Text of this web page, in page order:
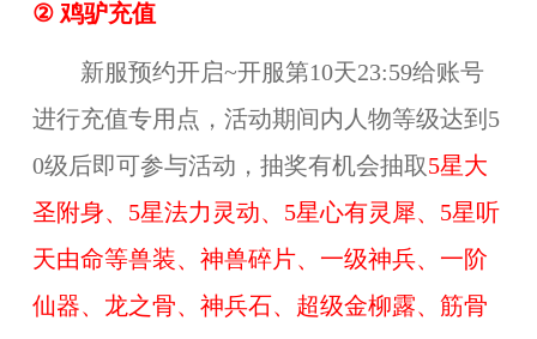
② 鸡驴充值
新服预约开启~开服第10天23:59给账号
进行充值专用点，活动期间内人物等级达到5
0级后即可参与活动，抽奖有机会抽取5星大
圣附身、5星法力灵动、5星心有灵犀、5星听
天由命等兽装、神兽碎片、一级神兵、一阶
仙器、龙之骨、神兵石、超级金柳露、筋骨